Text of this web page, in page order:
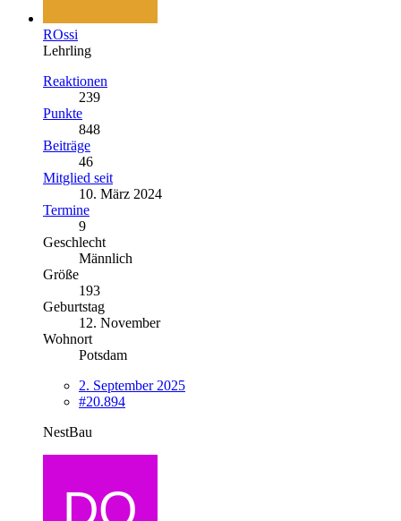
ROssi
Lehrling
Reaktionen
239
Punkte
848
Beiträge
46
Mitglied seit
10. März 2024
Termine
9
Geschlecht
Männlich
Größe
193
Geburtstag
12. November
Wohnort
Potsdam
2. September 2025
#20.894
NestBau